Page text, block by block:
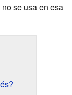
se usa en esa